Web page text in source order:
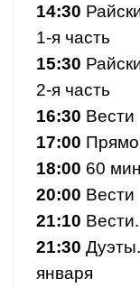
14:30
1-я часть
15:30
2-я часть
16:30 Вести
17:00
18:00 60
20:00 Вести
21:10
21:30
января